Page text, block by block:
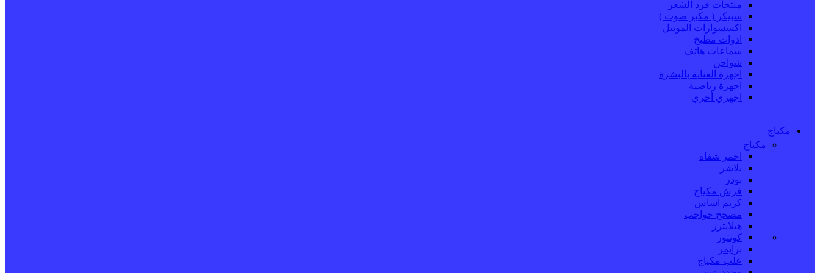
منتجات فرد الشعر
سبيكر ( مكبر صوت )
اكسسوارات الموبيل
ادوات مطبخ
سماعات هاتف
شواحن
اجهزة العناية بالبشرة
اجهزة رياضية
اجهزي أخري
مكياج
مكياج
احمر شفاة
بلاشر
بودر
فرش مكياج
كريم اساس
مصحح حواجب
هيلايترز
كونتور
برايمر
علب مكياج